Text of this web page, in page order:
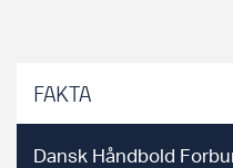
FAKTA
Dansk Håndbold